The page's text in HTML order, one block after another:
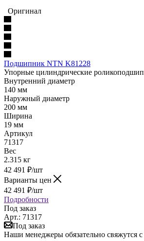
Оригинал
Подшипник NTN K81228
Упорные цилиндрические
Внутренний диаметр
140 мм
Наружный диаметр
200 мм
Ширина
19 мм
Артикул
71317
Вес
2.315 кг
42 491 ₽/шт
Варианты цен
42 491 ₽/шт
Подробности
Под заказ
Арт.: 71317
Под заказ
Наши менеджеры обязательно свяжутся